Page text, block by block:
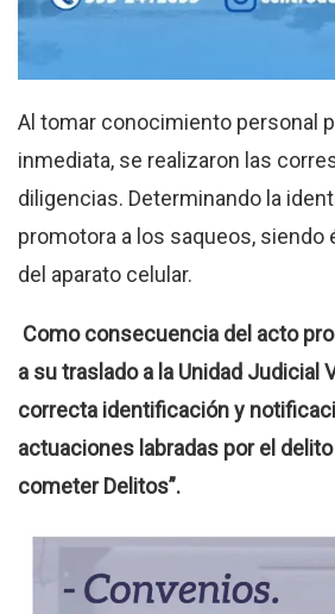
Al tomar conocimiento personal
inmediata, se realizaron las
diligencias. Determinando la
promotora a los saqueos, siendo
del aparato celular.
Como consecuencia del acto
a su traslado a la Unidad Judicial
correcta identificación y
actuaciones labradas por el
cometer Delitos”.